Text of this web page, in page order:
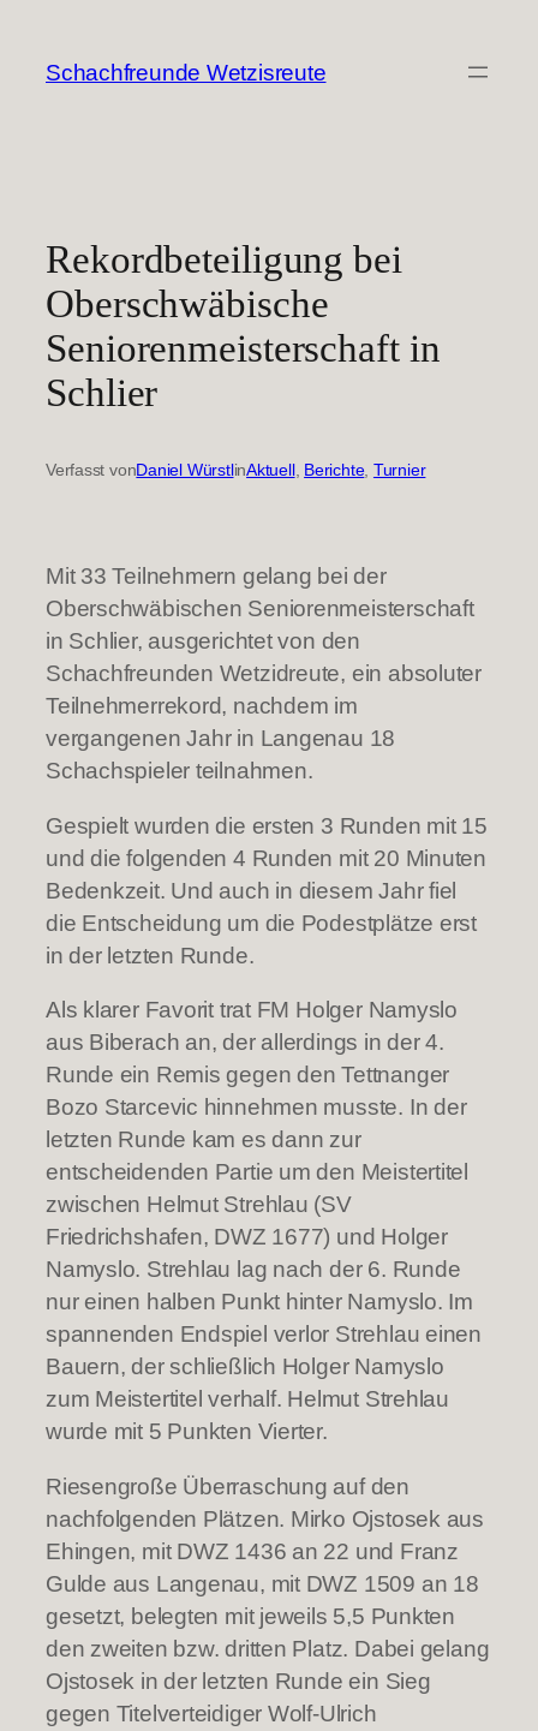
springen
Schachfreunde Wetzisreute
Rekordbeteiligung bei
Oberschwäbische
Seniorenmeisterschaft in
Schlier
Verfasst vonDaniel WürstlinAktuell, Berichte, Turnier
Mit 33 Teilnehmern gelang bei der
Oberschwäbischen Seniorenmeisterschaft
in Schlier, ausgerichtet von den
Schachfreunden Wetzidreute, ein absoluter
Teilnehmerrekord, nachdem im
vergangenen Jahr in Langenau 18
Schachspieler teilnahmen.
Gespielt wurden die ersten 3 Runden mit 15
und die folgenden 4 Runden mit 20 Minuten
Bedenkzeit. Und auch in diesem Jahr fiel
die Entscheidung um die Podestplätze erst
in der letzten Runde.
Als klarer Favorit trat FM Holger Namyslo
aus Biberach an, der allerdings in der 4.
Runde ein Remis gegen den Tettnanger
Bozo Starcevic hinnehmen musste. In der
letzten Runde kam es dann zur
entscheidenden Partie um den Meistertitel
zwischen Helmut Strehlau (SV
Friedrichshafen, DWZ 1677) und Holger
Namyslo. Strehlau lag nach der 6. Runde
nur einen halben Punkt hinter Namyslo. Im
spannenden Endspiel verlor Strehlau einen
Bauern, der schließlich Holger Namyslo
zum Meistertitel verhalf. Helmut Strehlau
wurde mit 5 Punkten Vierter.
Riesengroße Überraschung auf den
nachfolgenden Plätzen. Mirko Ojstosek aus
Ehingen, mit DWZ 1436 an 22 und Franz
Gulde aus Langenau, mit DWZ 1509 an 18
gesetzt, belegten mit jeweils 5,5 Punkten
den zweiten bzw. dritten Platz. Dabei gelang
Ojstosek in der letzten Runde ein Sieg
gegen Titelverteidiger Wolf-Ulrich